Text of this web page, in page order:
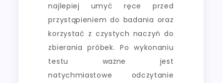
najlepiej umyć ręce przed
przystąpieniem do badania oraz
korzystać z czystych naczyń do
zbierania próbek. Po wykonaniu
testu ważne jest
natychmiastowe odczytanie